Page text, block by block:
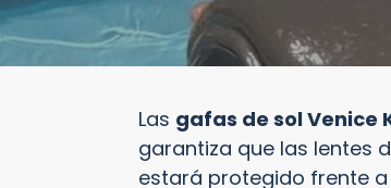
Las gafas de sol Venice
garantiza que las lentes
estará protegido frente